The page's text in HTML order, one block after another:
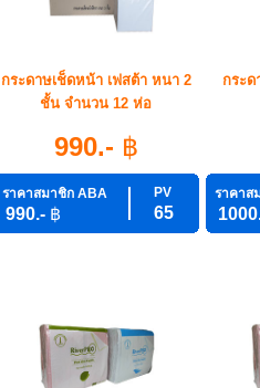
กระดาษเช็ดหน้า เฟสต้า หนา 2
ชั้น จำนวน 12 ห่อ
990.- ฿
ราคาสมาชิก ABA PV
990.- ฿ 65
กระด
ราคาส